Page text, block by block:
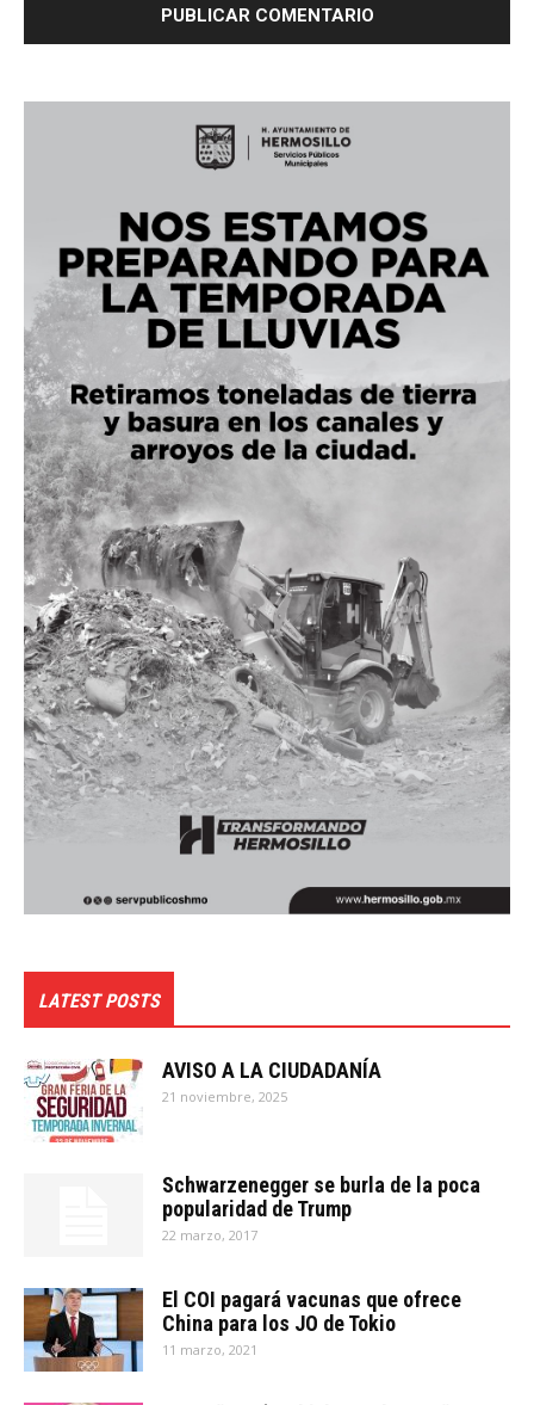
LATEST POSTS
AVISO A LA CIUDADANÍA
21 noviembre, 2025
Schwarzenegger se burla de la poca
popularidad de Trump
22 marzo, 2017
El COI pagará vacunas que ofrece
China para los JO de Tokio
11 marzo, 2021